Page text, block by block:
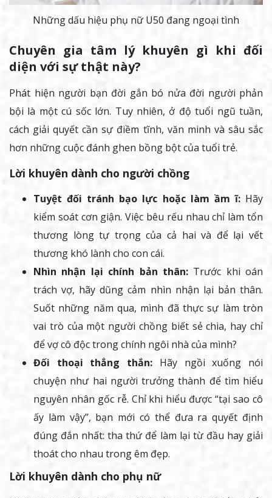
Những dấu hiệu phụ nữ U50 đang ngoại tình
Chuyên gia tâm lý khuyên gì khi đối
diện với sự thật này?
Phát hiện người bạn đời gắn bó nửa đời người phản
bội là một cú sốc lớn. Tuy nhiên, ở độ tuổi ngũ tuần,
cách giải quyết cần sự điềm tĩnh, văn minh và sâu sắc
hơn những cuộc đánh ghen bồng bột của tuổi trẻ.
Lời khuyên dành cho người chồng
Tuyệt đối tránh bạo lực hoặc làm ầm ĩ:Hãy
kiểm soát cơn giận. Việc bêu rếu nhau chỉ làm tổn
thương lòng tự trọng của cả hai và để lại vết
thương khó lành cho con cái.
Nhìn nhận lại chính bản thân:Trước khi oán
trách vợ, hãy dũng cảm nhìn nhận lại bản thân.
Suốt những năm qua, mình đã thực sự làm tròn
vai trò của một người chồng biết sẻ chia, hay chỉ
để vợ cô độc trong chính ngôi nhà của mình?
Đối thoại thẳng thắn: Hãy ngồi xuống nói
chuyện như hai người trưởng thành để tìm hiểu
nguyên nhân gốc rễ. Chỉ khi hiểu được “tại sao cô
ấy làm vậy”, bạn mới có thể đưa ra quyết định
đúng đắn nhất: tha thứ để làm lại từ đầu hay giải
thoát cho nhau trong êm đẹp.
Lời khuyên dành cho phụ nữ